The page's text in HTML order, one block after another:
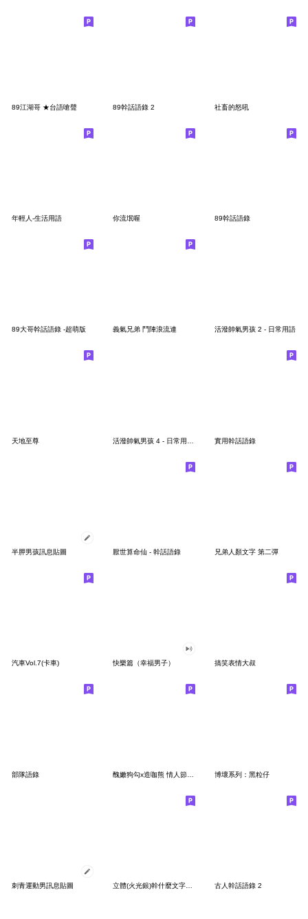
89江湖哥 ★台語嗆聲 89幹話語錄 2 社畜的怒吼
年輕人-生活用語 你流氓喔 89幹話語錄
89大哥幹話語錄 -超萌版 義氣兄弟 鬥陣浪流連 活潑帥氣男孩 2 - 日常用語
天地至尊 實用幹話語錄
半胛男孩訊息貼圖 厭世算命仙 - 幹話語錄 兄弟人顏文字 第二彈
汽車Vol.7(卡車) 快樂篇（幸福男子） 搞笑表情大叔
部隊語錄 博壞系列：黑粒仔
刺青運動男訊息貼圖 古人幹話語錄 2